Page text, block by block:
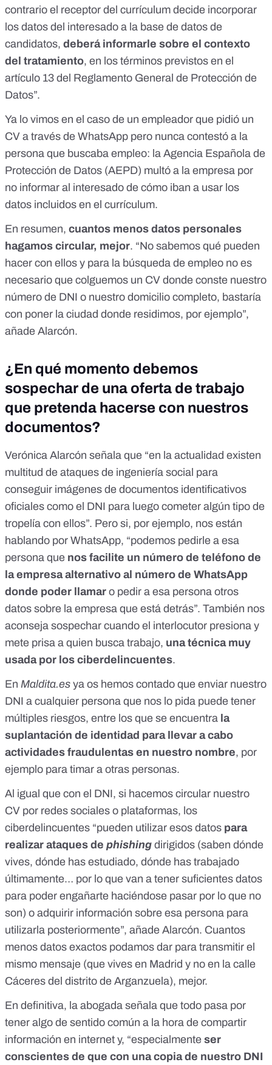
contrario el receptor del currículum decide incorporar
los datos del interesado a la base de datos de
candidatos, deberá informarle sobre el contexto
del tratamiento, en los términos previstos en el
artículo 13 del Reglamento General de Protección de
Datos”.
Ya lo vimos en el caso de un empleador que pidió un
CV a través de WhatsApp pero nunca contestó a la
persona que buscaba empleo: la Agencia Española de
Protección de Datos (AEPD) multó a la empresa por
no informar al interesado de cómo iban a usar los
datos incluidos en el currículum.
En resumen, cuantos menos datos personales
hagamos circular, mejor. “No sabemos qué pueden
hacer con ellos y para la búsqueda de empleo no es
necesario que colguemos un CV donde conste nuestro
número de DNI o nuestro domicilio completo, bastaría
con poner la ciudad donde residimos, por ejemplo”,
añade Alarcón.
¿En qué momento debemos
sospechar de una oferta de trabajo
que pretenda hacerse con nuestros
documentos?
Verónica Alarcón señala que “en la actualidad existen
multitud de ataques de ingeniería social para
conseguir imágenes de documentos identificativos
oficiales como el DNI para luego cometer algún tipo de
tropelía con ellos”. Pero si, por ejemplo, nos están
hablando por WhatsApp, “podemos pedirle a esa
persona que nos facilite un número de teléfono de
la empresa alternativo al número de WhatsApp
donde poder llamar o pedir a esa persona otros
datos sobre la empresa que está detrás”. También nos
aconseja sospechar cuando el interlocutor presiona y
mete prisa a quien busca trabajo, una técnica muy
usada por los ciberdelincuentes.
En Maldita.es ya os hemos contado que enviar nuestro
DNI a cualquier persona que nos lo pida puede tener
múltiples riesgos, entre los que se encuentra la
suplantación de identidad para llevar a cabo
actividades fraudulentas en nuestro nombre, por
ejemplo para timar a otras personas.
Al igual que con el DNI, si hacemos circular nuestro
CV por redes sociales o plataformas, los
ciberdelincuentes “pueden utilizar esos datos para
realizar ataques de phishing dirigidos (saben dónde
vives, dónde has estudiado, dónde has trabajado
últimamente… por lo que van a tener suficientes datos
para poder engañarte haciéndose pasar por lo que no
son) o adquirir información sobre esa persona para
utilizarla posteriormente”, añade Alarcón. Cuantos
menos datos exactos podamos dar para transmitir el
mismo mensaje (que vives en Madrid y no en la calle
Cáceres del distrito de Arganzuela), mejor.
En definitiva, la abogada señala que todo pasa por
tener algo de sentido común a la hora de compartir
información en internet y, “especialmente ser
conscientes de que con una copia de nuestro DNI